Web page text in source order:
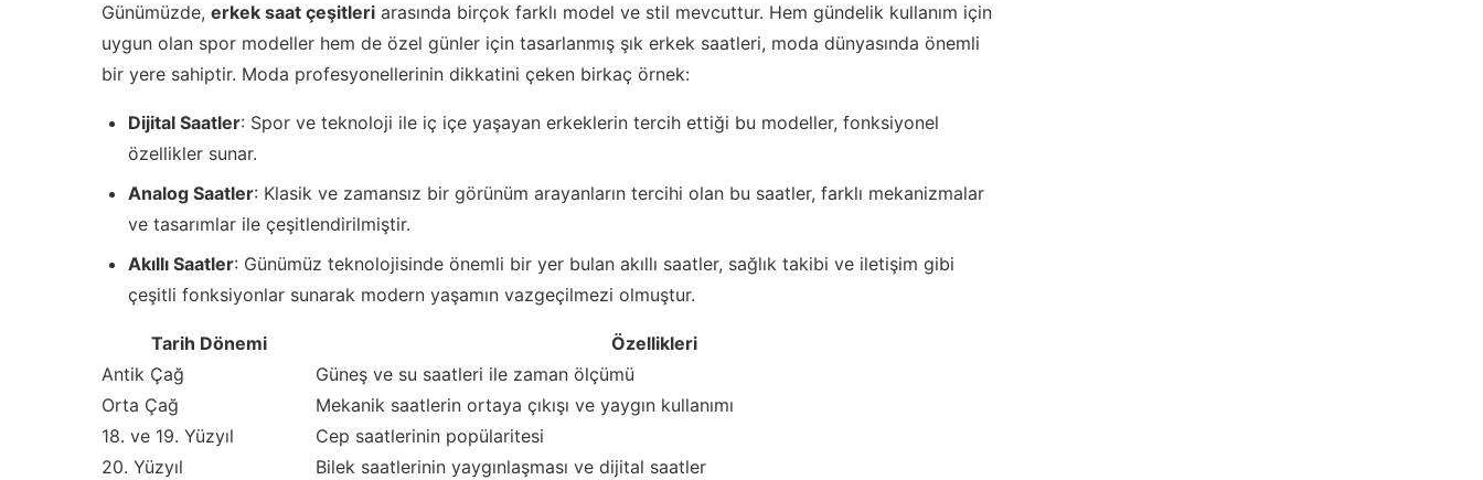
Günümüzde, erkek saat çeşitleri arasında birçok farklı model ve stil mevcuttur. Hem gündelik kullanım için
uygun olan spor modeller hem de özel günler için tasarlanmış şık erkek saatleri, moda dünyasında önemli
bir yere sahiptir. Moda profesyonellerinin dikkatini çeken birkaç örnek:
Dijital Saatler: Spor ve teknoloji ile iç içe yaşayan erkeklerin tercih ettiği bu modeller, fonksiyonel
özellikler sunar.
Analog Saatler: Klasik ve zamansız bir görünüm arayanların tercihi olan bu saatler, farklı mekanizmalar
ve tasarımlar ile çeşitlendirilmiştir.
Akıllı Saatler: Günümüz teknolojisinde önemli bir yer bulan akıllı saatler, sağlık takibi ve iletişim gibi
çeşitli fonksiyonlar sunarak modern yaşamın vazgeçilmezi olmuştur.
Tarih Dönemi
Özellikleri
Antik Çağ
Güneş ve su saatleri ile zaman ölçümü
Orta Çağ
Mekanik saatlerin ortaya çıkışı ve yaygın kullanımı
18. ve 19. Yüzyıl
Cep saatlerinin popülaritesi
20. Yüzyıl
Bilek saatlerinin yaygınlaşması ve dijital saatler